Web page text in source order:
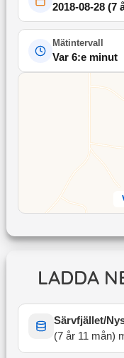
2018-08-28(7
Mätintervall
Var 6:e minut
LADDA
Särvfjället/
(7 år 11 mån)